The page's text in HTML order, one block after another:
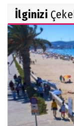
Rekabet
'koşullu izin'
FAA yüzlerce
incelemesi
Trendyol 1.
İlginizi